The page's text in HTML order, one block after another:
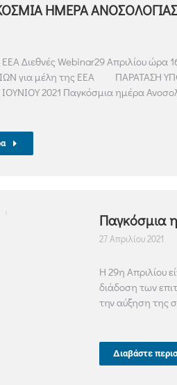
ΗΜΕΡΑ ΑΝΟΣΟΛΟΓΙΑΣ
Διεθνές Webinar29 Απριλίου ώρα
για μέλη της ΕΕΑ ΠΑΡΑΤΑΣΗ
2021 Παγκόσμια ημέρα
Παγκόσμια
27 Απριλίου 2021
Η 29η Απριλίου
διάδοση των
την αύξηση της
Διαβάστε